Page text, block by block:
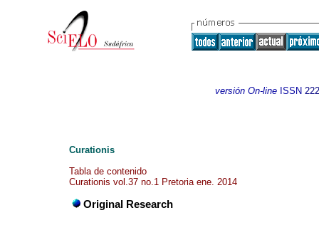
versión On-lineISSN
Curationis
Tabla de contenido
Curationis vol.37 no.1 Pretoria ene. 2014
Original Research